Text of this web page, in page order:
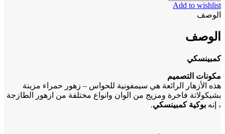
Add to wishlist
الوصف
الوصف
كمبينسكي
مكونات التصميم
هذه الأزهار الرائعة هي سيمفونية للحواس – زهور حمراء مزينة
بشيكولاتة فاخرة ومزيج من الوان وانواع مختلفة من ازهور الطازجة
، إنه بوكية كمبينسكي.